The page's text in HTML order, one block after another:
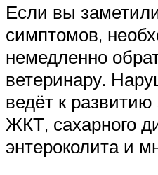
Если вы
симптомов,
немедленно
ветеринару.
ведёт к
ЖКТ, сахарного
энтероколита и